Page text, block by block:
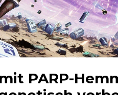
PARP-